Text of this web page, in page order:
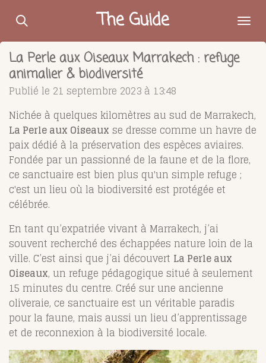
Passer
contenu
principal
The Guide
La Perle aux Oiseaux Marrakech : refuge
animalier & biodiversité
Publié le 21 septembre 2023 à 13:48
Nichée à quelques kilomètres au sud de Marrakech,
La Perle aux Oiseaux se dresse comme un havre de
paix dédié à la préservation des espèces aviaires.
Fondée par un passionné de la faune et de la flore,
ce sanctuaire est bien plus qu'un simple refuge ;
c'est un lieu où la biodiversité est protégée et
célébrée.
En tant qu’expatriée vivant à Marrakech, j’ai
souvent recherché des échappées nature loin de la
ville. C’est ainsi que j’ai découvert La Perle aux
Oiseaux, un refuge pédagogique situé à seulement
15 minutes du centre. Créé sur une ancienne
oliveraie, ce sanctuaire est un véritable paradis
pour la faune, mais aussi un lieu d’apprentissage
et de reconnexion à la biodiversité locale.